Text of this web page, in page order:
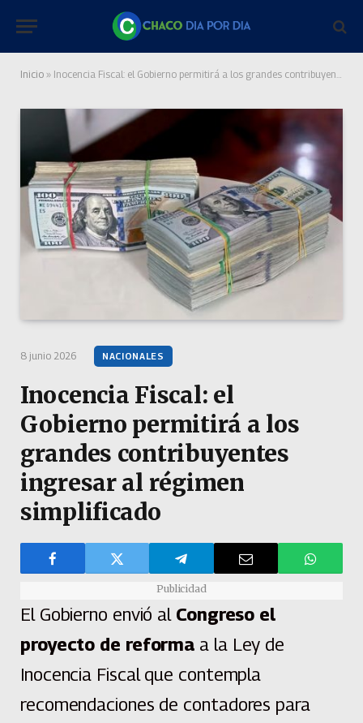
Inicio » Inocencia Fiscal: el Gobierno permitirá a los grandes contribuyentes ingresar al régimen simplificado
8 junio 2026 NACIONALES
Inocencia Fiscal: el
Gobierno permitirá a los
grandes contribuyentes
ingresar al régimen
simplificado
Publicidad
El Gobierno envió al Congreso el
proyecto de reforma a la Ley de
Inocencia Fiscal que contempla
recomendaciones de contadores para